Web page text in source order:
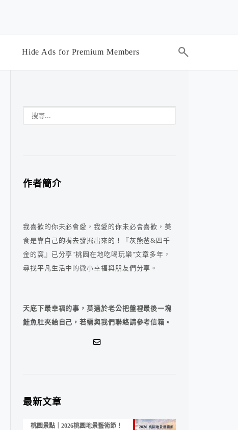
Hide Ads for Premium Members
作者簡介
我喜歡的你未必會愛，我愛的你未必會喜歡，美
食是靠自己的嘴去發掘出來的！『灰熊爸&四千
金的窩』已分享"桃園在地吃喝玩樂"文章多年，
尋找平凡生活中的微小幸福與朋友們分享。
天底下最幸福的事，莫過於老公把盤裡最後一塊
鮭魚肚夾給自己，若需與我們聯絡請參考信箱。
最新文章
桃園景點｜2026桃園地景藝術節！